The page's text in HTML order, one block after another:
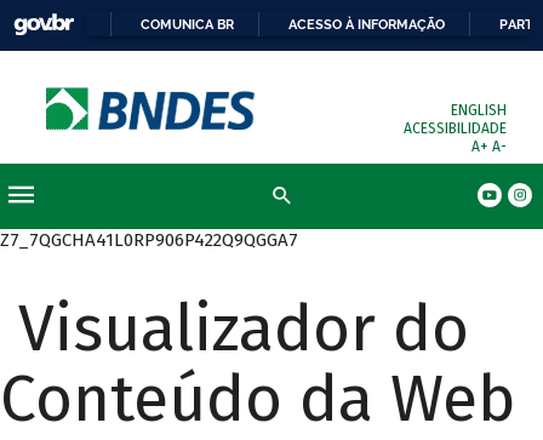
COMUNICA BR ACESSO À INFORMAÇÃO
ENGLISH
ACESSIBILIDADE
A+ A-
Z7_7QGCHA41L0RP906P422Q9QGGA7
Visualizador do
Conteúdo da Web